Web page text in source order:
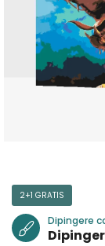
2+1 GRATIS
Dipingere